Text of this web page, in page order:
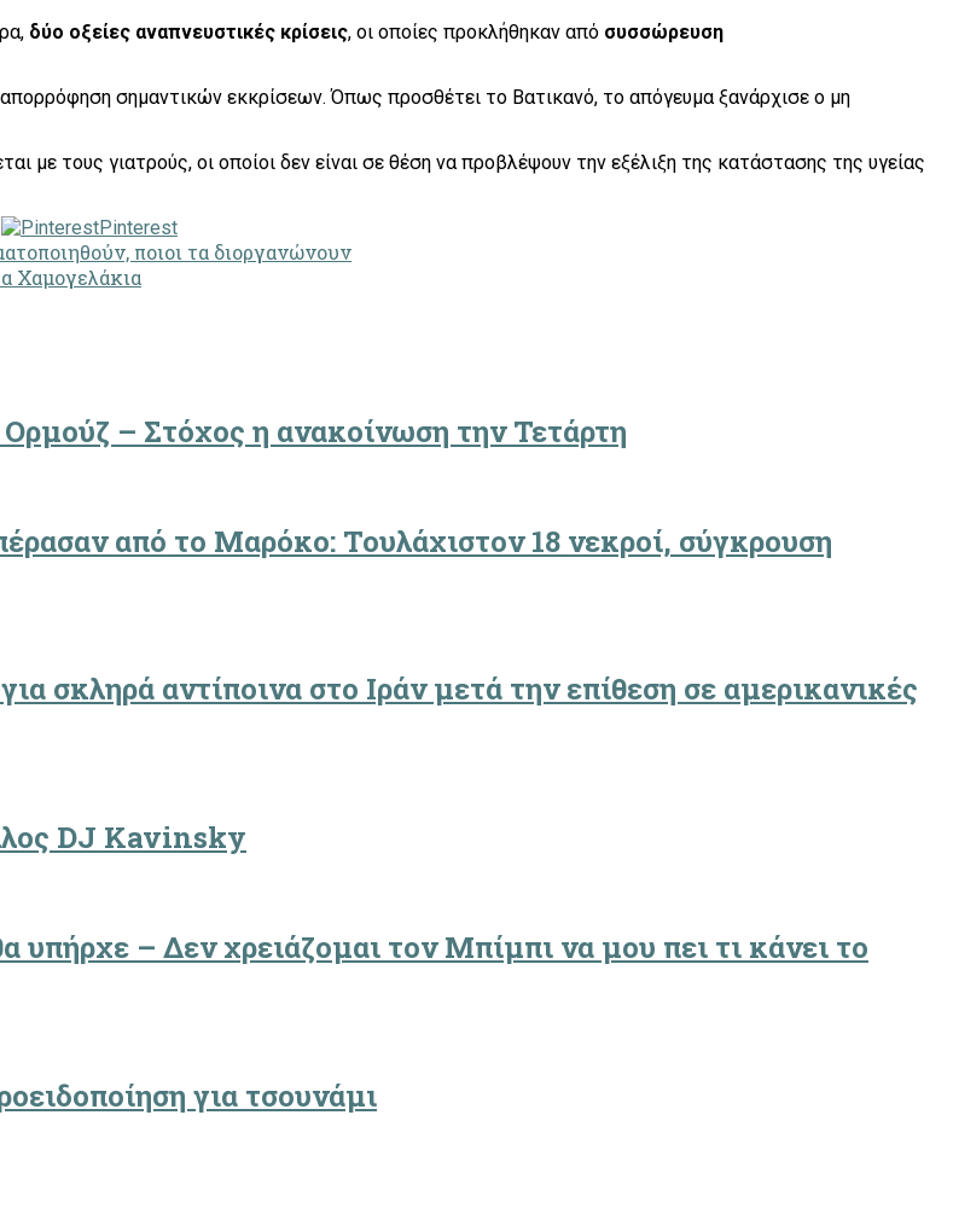
δύο οξείες αναπνευστικές κρίσεις, οι οποίες προκλήθηκαν από συσσώρευση
σημαντικών εκκρίσεων. Όπως προσθέτει το Βατικανό, το απόγευμα ξανάρχισε ο μη
με τους γιατρούς, οι οποίοι δεν είναι σε θέση να προβλέψουν την εξέλιξη της κατάστασης της υγείας
Pinterest
ποιοι τα διοργανώνουν
Χαμογελάκια
– Στόχος η ανακοίνωση την Τετάρτη
από το Μαρόκο: Τουλάχιστον 18 νεκροί, σύγκρουση
σκληρά αντίποινα στο Ιράν μετά την επίθεση σε αμερικανικές
DJ Kavinsky
υπήρχε – Δεν χρειάζομαι τον Μπίμπι να μου πει τι κάνει το
για τσουνάμι